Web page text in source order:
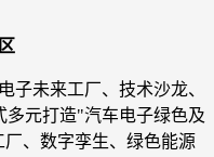
子未来工厂、技术沙龙、
多元打造"汽车电子绿色及
、数字孪生、绿色能源